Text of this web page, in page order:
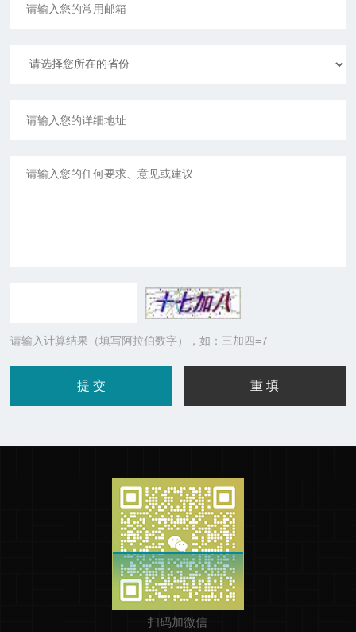
请输入计算结果（填写阿拉伯数字），如：三加四=7
扫码加微信